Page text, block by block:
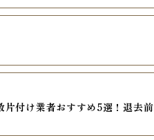
片付け業者おすすめ5選！退去前